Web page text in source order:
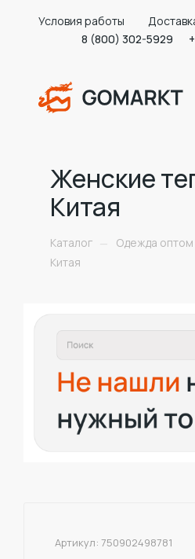
Условия работы
8 (800) 302-5929
Женские
Китая
Каталог — Одежда оптом
Китая
Артикул: 750902498781